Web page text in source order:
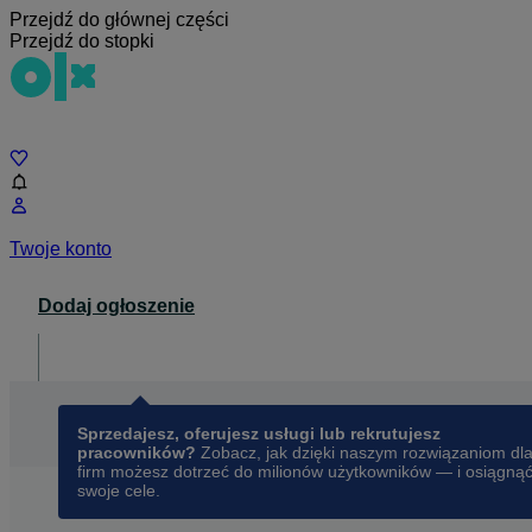
Przejdź do głównej części
Przejdź do stopki
Twoje konto
Dodaj ogłoszenie
Sprzedajesz, oferujesz usługi lub rekrutujesz
pracowników? Zobacz, jak dzięki naszym rozwiązaniom dla
firm możesz dotrzeć do milionów użytkowników — i osiągnąć
swoje cele.